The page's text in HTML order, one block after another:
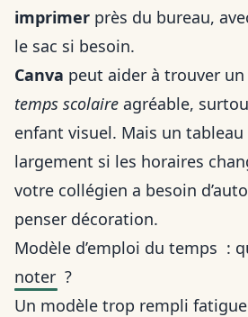
imprimer près du bureau,
le sac si besoin.
Canva peut aider à trouver un
temps scolaire agréable,
enfant visuel. Mais un
largement si les horaires
votre collégien a besoin
penser décoration.
Modèle d’emploi du temps :
noter ?
Un modèle trop rempli fatigue